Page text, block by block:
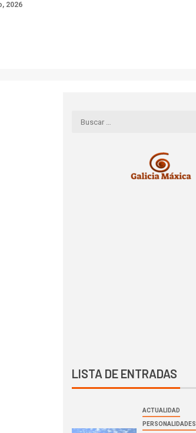
2026
LISTA DE ENTRADAS
ACTUALIDAD
PERSONALIDADES